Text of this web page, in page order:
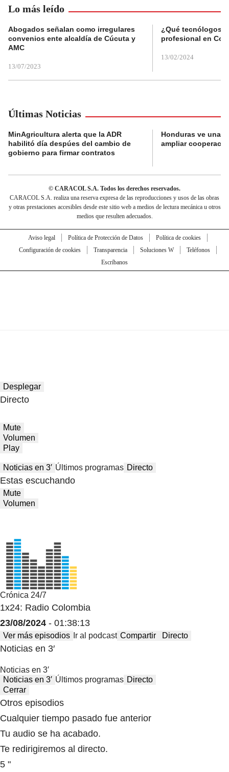
Lo más leído
Abogados señalan como irregulares
convenios ente alcaldía de Cúcuta y
AMC
13/07/2023
¿Qué tecnólogos
profesional en
13/02/2024
Últimas Noticias
MinAgricultura alerta que la ADR
habilitó día despúes del cambio de
gobierno para firmar contratos
Honduras ve una
ampliar
© CARACOL S.A. Todos los derechos reservados.
CARACOL S.A. realiza una reserva expresa de las reproducciones y usos de las obras
y otras prestaciones accesibles desde este sitio web a medios de lectura mecánica u otros
medios que resulten adecuados.
Aviso legal Política de Protección de Datos
Política de cookies
Configuración de cookies
Transparencia Soluciones W
Teléfonos
Escríbanos
Desplegar
Directo
Mute
Volumen
Play
Noticias en 3′ Últimos programas Directo
Estas escuchando
Mute
Volumen
Crónica 24/7
1x24: Radio Colombia
23/08/2024 - 01:38:13
Ver más episodios Ir al podcast Compartir Directo
Noticias en 3′
Noticias en 3′
Noticias en 3′ Últimos programas Directo
Cerrar
Otros episodios
Cualquier tiempo pasado fue anterior
Tu audio se ha acabado.
Te redirigiremos al directo.
5 "